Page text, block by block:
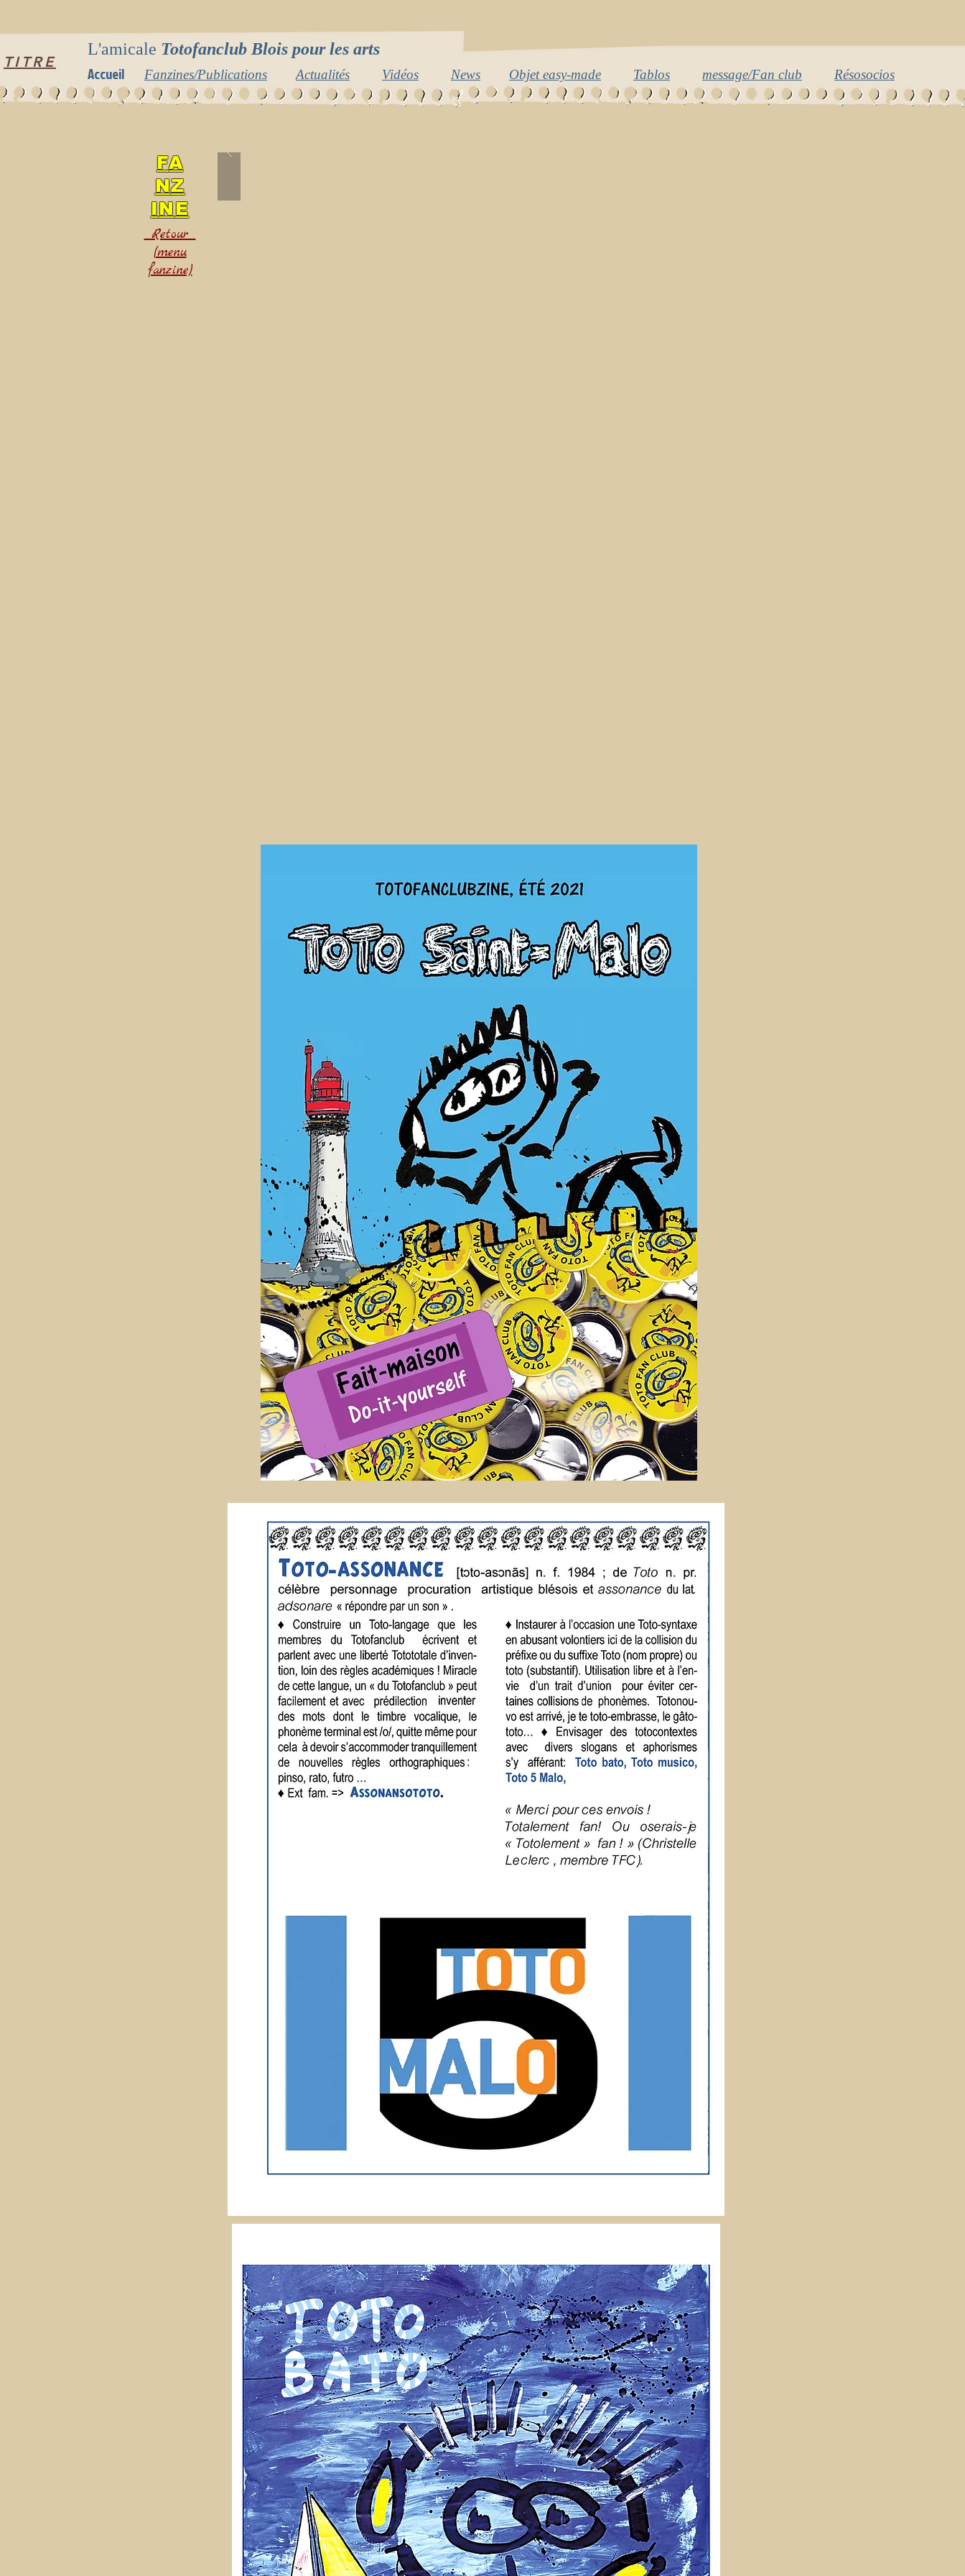
L'amicale Totofanclub Blois pour les arts
Accueil Fanzines/Publications Actualités Vidéos News Objet easy-made Tablos message/Fan club Résosocios
TITRE
FA
NZ
INE
Retour
(menu
fanzine)